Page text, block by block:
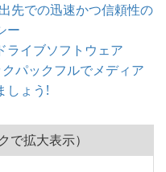
先での迅速かつ信頼性の
ー
ライブソフトウェア
パックフルでメディア
しょう!
で拡大表示）